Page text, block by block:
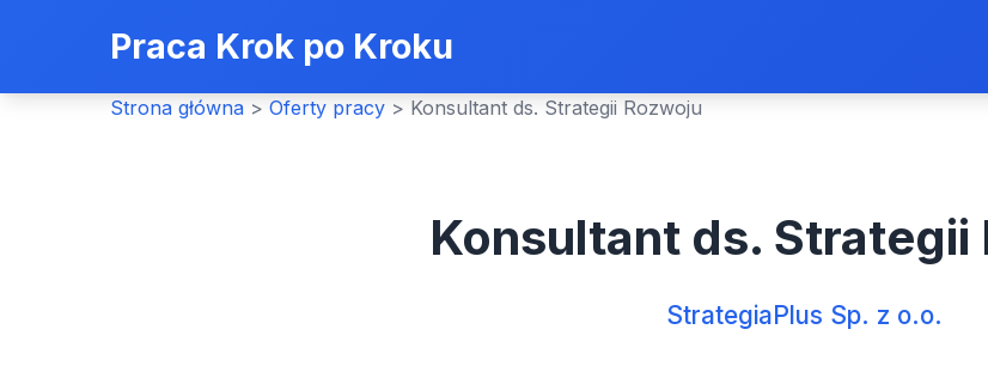
Praca Krok po Kroku
Strona główna > Oferty pracy > Konsultant ds. Strategii Rozwoju
Konsultant ds. Strategii
StrategiaPlus Sp. z o.o.